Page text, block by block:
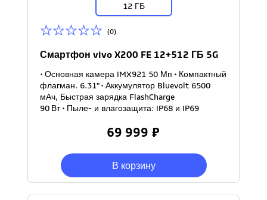
12 ГБ
(0)
Смартфон vivo X200 FE 12+512 ГБ 5G
• Основная камера IMX921 50 Мп • Компактный
флагман. 6.31" • Аккумулятор Bluevolt 6500
мАч, Быстрая зарядка FlashCharge
90 Вт • Пыле- и влагозащита: IP68 и IP69
69 999 ₽
В корзину